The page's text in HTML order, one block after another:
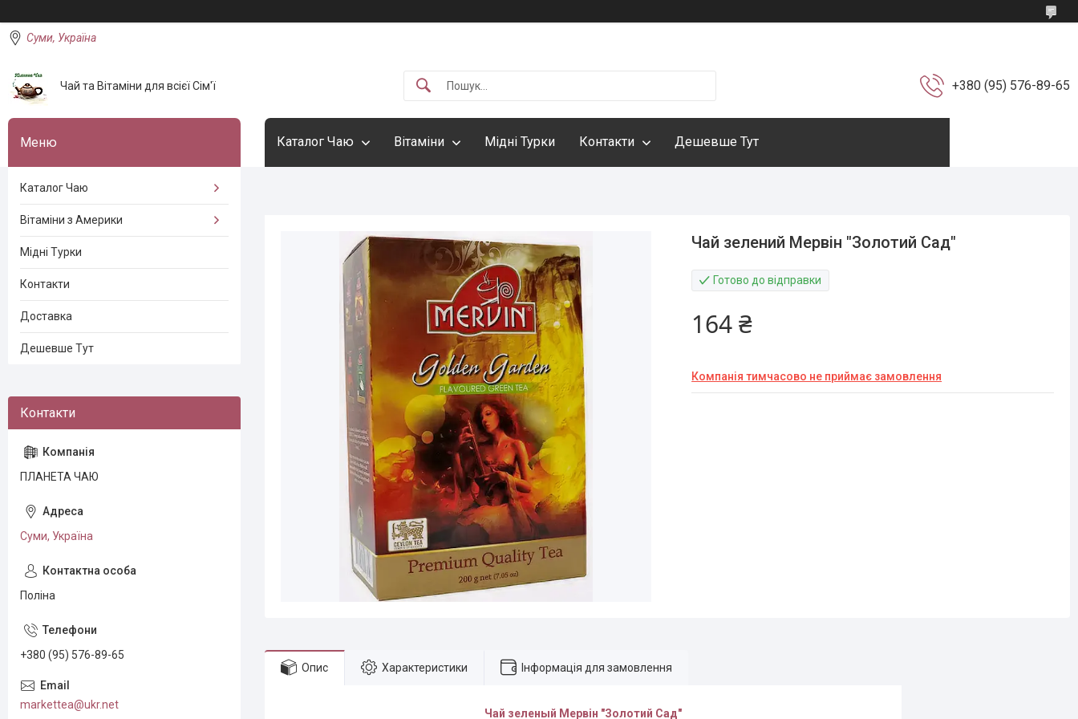
Суми, Україна
Чай та Вітаміни для всієї Сім'ї +380 (95) 576-89-65
Каталог Чаю Вітаміни Мідні Турки Контакти Дешевше Тут
Чай зелений Мервін "Золотий Сад"
Готово до відправки
164 ₴
Компанія тимчасово не приймає замовлення
Опис Характеристики Інформація для замовлення
Чай зеленый Мервін "Золотий Сад"
Каталог Чаю
Вітаміни з Америки
Мідні Турки
Контакти
Доставка
Дешевше Тут
ПЛАНЕТА ЧАЮ
Суми, Україна
Поліна
+380 (95) 576-89-65
markettea@ukr.net